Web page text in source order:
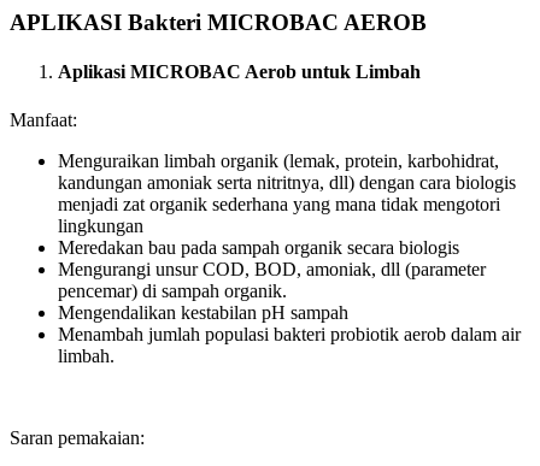
APLIKASI Bakteri MICROBAC AEROB
Aplikasi MICROBAC Aerob untuk Limbah
Manfaat:
Menguraikan limbah organik (lemak, protein, karbohidrat,
kandungan amoniak serta nitritnya, dll) dengan cara biologis
menjadi zat organik sederhana yang mana tidak mengotori
lingkungan
Meredakan bau pada sampah organik secara biologis
Mengurangi unsur COD, BOD, amoniak, dll (parameter
pencemar) di sampah organik.
Mengendalikan kestabilan pH sampah
Menambah jumlah populasi bakteri probiotik aerob dalam air
limbah.
Saran pemakaian: